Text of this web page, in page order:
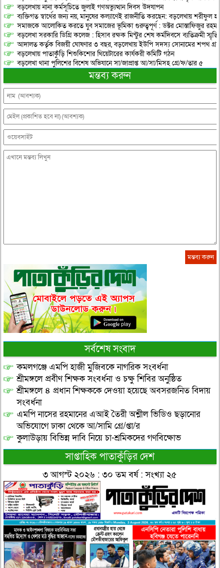
বড়লেখায় নানা কর্মসূচিতে জুলাই গণঅভ্যুত্থান দিবস উদযাপন
ব্যক্তিগত স্বার্থের জন্য নয়, মানুষের কল্যাণেই রাজনীতি করছেন: বড়লেখায় শরীফুল
সমাজকে আলোকিত করতে যুব সমাজের ভূমিকা গুরুত্বপূর্ণ : ডক্টর মোস্তাফিজুর
বড়লেখা সরকারি ডিগ্রি কলেজ : হিসাব রক্ষক মিন্টুর শেষ কর্মদিবসে ব্যতিক্রমী
আদালত কর্তৃক বিজয়ী ঘোষণার ৩ বছর, বড়লেখায় ইউপি সদস্য সোনামের শপথ
বড়লেখায় পাতাকুঁড়ি শিশুকিশোর থিয়েটারের কার্যকরী কমিটি গঠন
বড়লেখা থানা পুলিশের বিশেষ অভিযানে সা/জাপ্রাপ্ত আ/সা/মিসহ গ্রে/ফ/তার ৫
মন্তব্য করুন
সর্বশেষ সংবাদ
কমলগঞ্জে এমপি হাজী মুজিবকে নাগরিক সংবর্ধনা
শ্রীমঙ্গলে প্রবীণ শিক্ষক সংবর্ধনা ও চক্ষু শিবির অনুষ্ঠিত
শ্রীমঙ্গলে ৪ প্রধান শিক্ষককে দেওয়া হয়েছে অবসরজনিত বিদায়
সংবর্ধনা
এমপি নাসের রহমানের এআই তৈরী অশ্লীল ভিডিও ছড়ানোর
অভিযোগে ঢাকা থেকে আ/সামি গ্রে/প্তা/র
কুলাউড়ায় বিভিন্ন দাবি নিয়ে চা-শ্রমিকদের গণবিক্ষোভ
সাপ্তাহিক পাতাকুঁড়ির দেশ
৩ আগস্ট ২০২৬ : ৩০ তম বর্ষ : সংখ্যা ২৫